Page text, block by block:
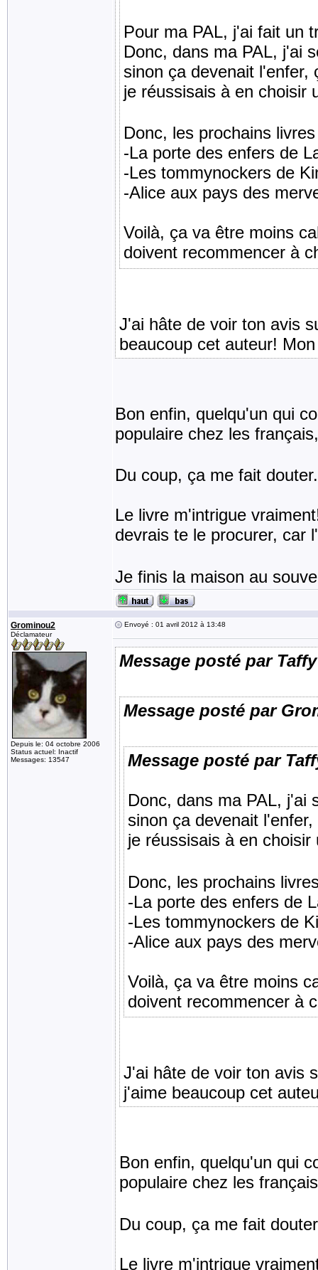
Pour ma PAL, j'ai fait un
Donc, dans ma PAL, j'ai
sinon ça devenait l'enfer,
je réussisais à en
Donc, les prochains
-La porte des enfers de
-Les tommynockers de
-Alice aux pays des
Voilà, ça va être moins
doivent recommencer à
J'ai hâte de voir ton avis
beaucoup cet auteur!
Bon enfin, quelqu'un qui
populaire chez les
Du coup, ça me fait
Le livre m'intrigue
devrais te le procurer, car
Je finis la maison au
Grominou2
Déclamateur
Depuis le: 04 octobre 2006
Status actuel: Inactif
Messages: 13547
Envoyé : 01 avril 2012 à 13:48
Message posté par Taffy
Message posté par
Message posté par
Donc, dans ma PAL, j'ai
sinon ça devenait
je réussisais à en
Donc, les prochains
-La porte des enfers de
-Les tommynockers de
-Alice aux pays des
Voilà, ça va être moins
doivent recommencer à
J'ai hâte de voir ton avis
j'aime beaucoup cet
Bon enfin, quelqu'un qui
populaire chez les
Du coup, ça me fait
Le livre m'intrigue